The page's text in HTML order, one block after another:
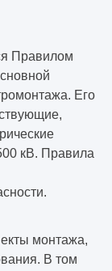
Правилом
Его
кВ. Правила
монтажа,
В том